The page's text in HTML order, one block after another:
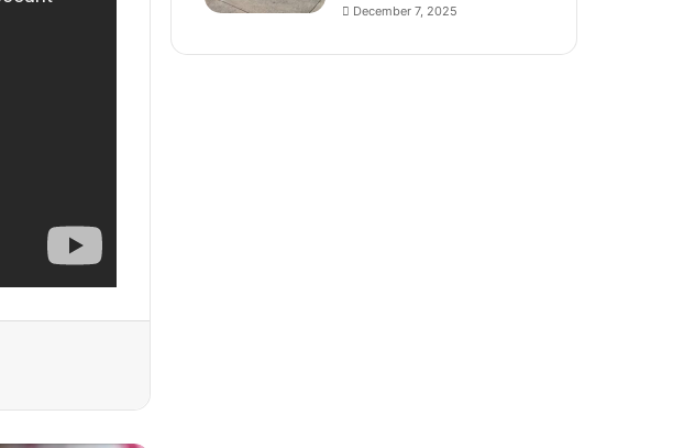
December 7, 2025